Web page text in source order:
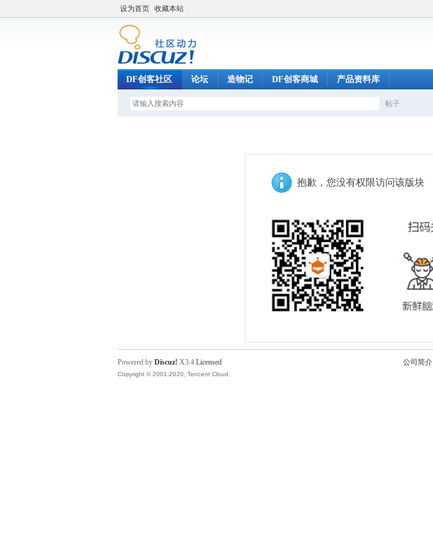
设为首页 收藏本站
DF创客社区 论坛 造物记 DF创客商城 产品资料库
帖子
抱歉，您没有权限访问该版块
公司简介
Powered by Discuz! X3.4 Licensed
Copyright © 2001-2020, Tencent Cloud.